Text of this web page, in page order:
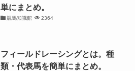
単にまとめ。
競馬知識館 2364
フィールドレーシングとは。種
類・代表馬を簡単にまとめ。